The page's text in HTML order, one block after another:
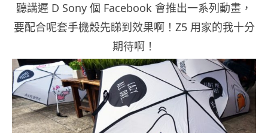
聽講遲 D Sony 個 Facebook 會推出一系列動畫，
要配合呢套手機殼先睇到效果啊！Z5 用家的我十分
期待啊！